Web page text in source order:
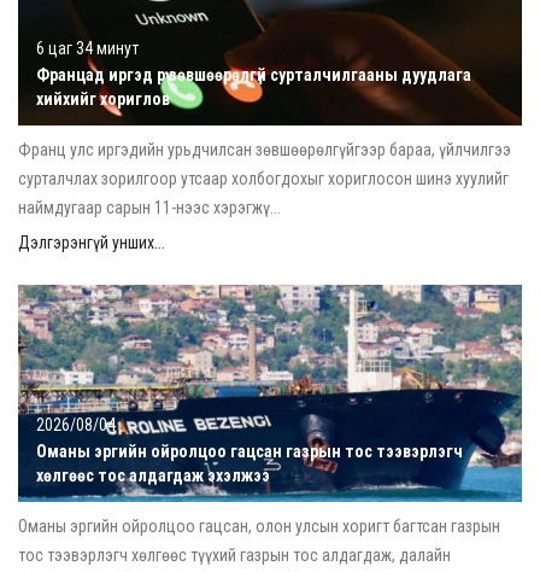
6 цаг 34 минут
Францад иргэд рүү зөвшөөрөлгүй сурталчилгааны дуудлага
хийхийг хориглов
Франц улс иргэдийн урьдчилсан зөвшөөрөлгүйгээр бараа, үйлчилгээ
сурталчлах зорилгоор утсаар холбогдохыг хориглосон шинэ хуулийг
наймдугаар сарын 11-нээс хэрэгжү...
Дэлгэрэнгүй унших...
2026/08/04
Оманы эргийн ойролцоо гацсан газрын тос тээвэрлэгч
хөлгөөс тос алдагдаж эхэлжээ
Оманы эргийн ойролцоо гацсан, олон улсын хоригт багтсан газрын
тос тээвэрлэгч хөлгөөс түүхий газрын тос алдагдаж, далайн